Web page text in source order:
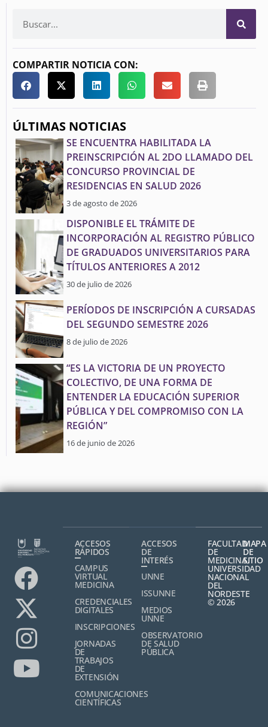
COMPARTIR NOTICIA CON:
ÚLTIMAS NOTICIAS
SE ENCUENTRA HABILITADA LA
PREINSCRIPCIÓN AL 2DO LLAMADO DEL
CONCURSO PROVINCIAL DE
RESIDENCIAS EN SALUD 2026
3 de agosto de 2026
DISPONIBLE EL TRÁMITE DE
INCORPORACIÓN AL REGISTRO PÚBLICO
DE GRADUADOS UNIVERSITARIOS PARA
TÍTULOS ANTERIORES A 2012
30 de julio de 2026
PERÍODOS DE INSCRIPCIÓN A CURSADAS
DEL SEGUNDO SEMESTRE 2026
8 de julio de 2026
“ES LA VICTORIA DE UN PROYECTO
COLECTIVO, DE UNA FORMA DE
ENTENDER LA EDUCACIÓN SUPERIOR
PÚBLICA Y DEL COMPROMISO CON LA
REGIÓN”
16 de junio de 2026
ACCESOS
RÁPIDOS
CAMPUS
VIRTUAL
MEDICINA
CREDENCIALES
DIGITALES
INSCRIPCIONES
JORNADAS
DE
TRABAJOS
DE
EXTENSIÓN
COMUNICACIONES
CIENTÍFICAS
ACCESOS
DE
INTERÉS
UNNE
ISSUNNE
MEDIOS
UNNE
OBSERVATORIO
DE SALUD
PÚBLICA
FACULTAD
DE
MEDICINA,
UNIVERSIDAD
NACIONAL
DEL
NORDESTE
© 2026
MAPA
DE
SITIO